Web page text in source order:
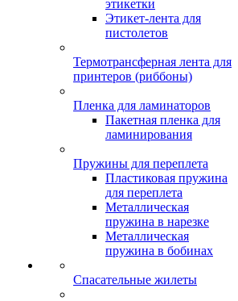
этикетки
Этикет-лента для
пистолетов
Термотрансферная лента для
принтеров (риббоны)
Пленка для ламинаторов
Пакетная пленка для
ламинирования
Пружины для переплета
Пластиковая пружина
для переплета
Металлическая
пружина в нарезке
Металлическая
пружина в бобинах
Спасательные жилеты